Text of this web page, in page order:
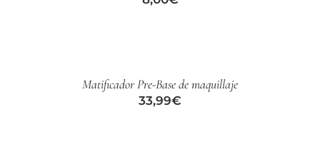
Matificador Pre-Base de maquillaje
33,99€